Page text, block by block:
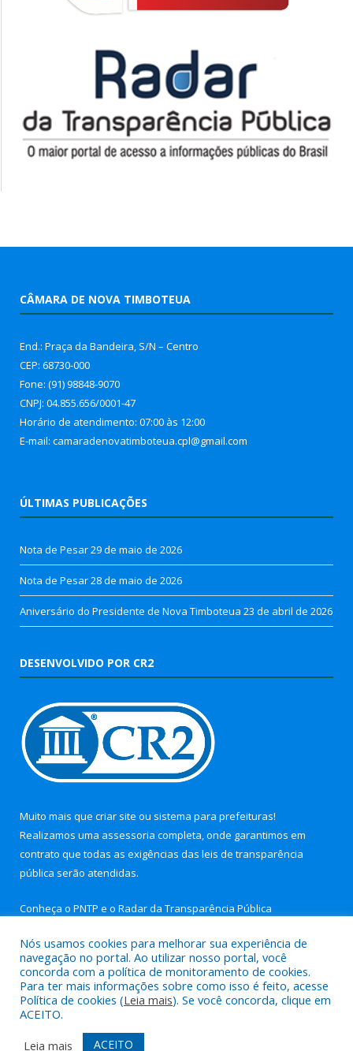
CÂMARA DE NOVA TIMBOTEUA
End.: Praça da Bandeira, S/N – Centro
CEP: 68730-000
Fone: (91) 98848-9070
CNPJ: 04.855.656/0001-47
Horário de atendimento: 07:00 às 12:00
E-mail: camaradenovatimboteua.cpl@gmail.com
ÚLTIMAS PUBLICAÇÕES
Nota de Pesar29 de maio de 2026
Nota de Pesar28 de maio de 2026
Aniversário do Presidente de Nova Timboteua 23 de abril de 2026
DESENVOLVIDO POR CR2
Muito mais que criar site ou sistema para prefeituras!
Realizamos uma assessoria completa, onde garantimos em
contrato que todas as exigências das leis de transparência
pública serão atendidas.
Conheça o PNTP e o Radar da Transparência Pública
Todos os direitos reservados a Câmara Municipal de Nova
Timboteua.
Mapa do Site Acessar Área Administrativa
Nós usamos cookies para melhorar sua experiência de
navegação no portal. Ao utilizar nosso portal, você
concorda com a política de monitoramento de cookies.
Para ter mais informações sobre como isso é feito, acesse
Política de cookies (Leia mais). Se você concorda, clique em
ACEITO.
Leia mais
ACEITO